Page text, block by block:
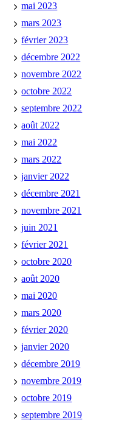
mai 2023
mars 2023
février 2023
décembre 2022
novembre 2022
octobre 2022
septembre 2022
août 2022
mai 2022
mars 2022
janvier 2022
décembre 2021
novembre 2021
juin 2021
février 2021
octobre 2020
août 2020
mai 2020
mars 2020
février 2020
janvier 2020
décembre 2019
novembre 2019
octobre 2019
septembre 2019